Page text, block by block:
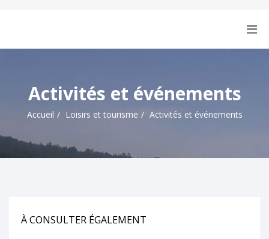
Activités et événements
Accueil Loisirs et tourisme Activités et événements
À CONSULTER ÉGALEMENT